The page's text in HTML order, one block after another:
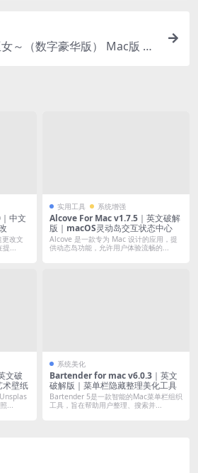
～（数字豪华版） Mac版 Fa
典+全DLC+专用修改器+支持
中文
改文
提...
实用工具 系统增强
Alcove For Mac v1.7.5｜英文破解
版｜macOS灵动岛交互状态中心
Alcove 是一款专为 Mac 设计的应用，提
供动态岛功能，允许用户体验流畅的...
术壁纸
...
系统美化
Bartender for mac v6.0.3｜英文
破解版｜菜单栏隐藏整理美化工具
Bartender 5是一款智能的Mac菜单栏组织
工具，旨在帮助用户整理、搜索并...